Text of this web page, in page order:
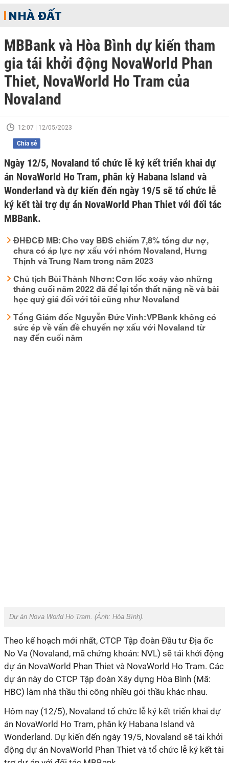
NHÀ ĐẤT
MBBank và Hòa Bình dự kiến tham
gia tái khởi động NovaWorld Phan
Thiet, NovaWorld Ho Tram của
Novaland
12:07 | 12/05/2023
Chia sẻ
Ngày 12/5, Novaland tổ chức lễ ký kết triển khai dự
án NovaWorld Ho Tram, phân kỳ Habana Island và
Wonderland và dự kiến đến ngày 19/5 sẽ tổ chức lễ
ký kết tài trợ dự án NovaWorld Phan Thiet với đối tác
MBBank.
ĐHĐCĐ MB: Cho vay BĐS chiếm 7,8% tổng dư nợ,
chưa có áp lực nợ xấu với nhóm Novaland, Hưng
Thịnh và Trung Nam trong năm 2023
Chủ tịch Bùi Thành Nhơn: Cơn lốc xoáy vào những
tháng cuối năm 2022 đã để lại tổn thất nặng nề và bài
học quý giá đối với tôi cũng như Novaland
Tổng Giám đốc Nguyễn Đức Vinh: VPBank không có
sức ép về vấn đề chuyển nợ xấu với Novaland từ
nay đến cuối năm
Dự án Nova World Ho Tram. (Ảnh: Hòa Bình).
Theo kế hoạch mới nhất, CTCP Tập đoàn Đầu tư Địa ốc
No Va (Novaland, mã chứng khoán: NVL) sẽ tái khởi động
dự án NovaWorld Phan Thiet và NovaWorld Ho Tram. Các
dự án này do CTCP Tập đoàn Xây dựng Hòa Bình (Mã:
HBC) làm nhà thầu thi công nhiều gói thầu khác nhau.
Hôm nay (12/5), Novaland tổ chức lễ ký kết triển khai dự
án NovaWorld Ho Tram, phân kỳ Habana Island và
Wonderland. Dự kiến đến ngày 19/5, Novaland sẽ tái khởi
động dự án NovaWorld Phan Thiet và tổ chức lễ ký kết tài